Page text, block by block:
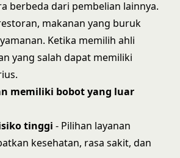
berbeda dari pembelian lainnya.
makanan yang buruk
Ketika memilih ahli
yang salah dapat memiliki
memiliki bobot yang luar
tinggi - Pilihan layanan
kesehatan, rasa sakit, dan